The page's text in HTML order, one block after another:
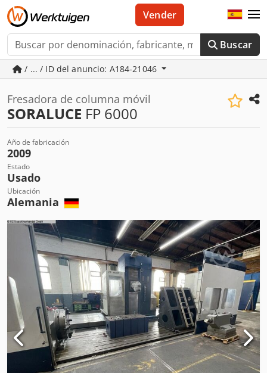
Buscar
Vender
/ ... / ID del anuncio: A184-21046
Fresadora de columna móvil
SORALUCE FP 6000
Año de fabricación
2009
Estado
Usado
Ubicación
Alemania